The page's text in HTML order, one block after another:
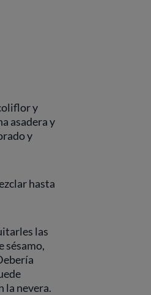
y
asadera y
y
hasta
las
sésamo,
la nevera.